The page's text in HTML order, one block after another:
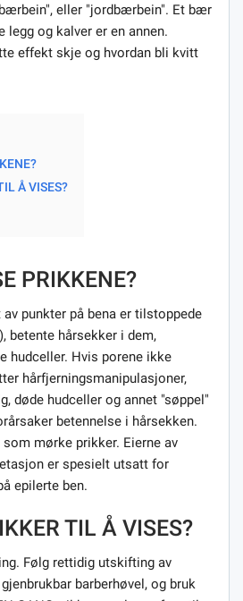
eller "jordbærbein". Et bær
legg og kalver er en annen.
effekt skje og hvordan bli kvitt
Å VISES?
PRIKKENE?
punkter på bena er tilstoppede
betente hårsekker i dem,
hudceller. Hvis porene ikke
hårfjerningsmanipulasjoner,
døde hudceller og annet "søppel"
betennelse i hårsekken.
mørke prikker. Eierne av
er spesielt utsatt for
epilerte ben.
TIL Å VISES?
Følg rettidig utskifting av
barberhøvel, og bruk